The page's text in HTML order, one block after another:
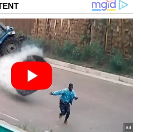
అనుకుంటూ మాట్లాడుకుంటూ
లేకపోతే నాకు ఎంత బోర్ కొడుతుందో
ఉంటుంది ఖుషి.
సమాచారం కోసం ఏసియానెట్ తెలుగు
సోర్స్ గా ఎంచుకోండి